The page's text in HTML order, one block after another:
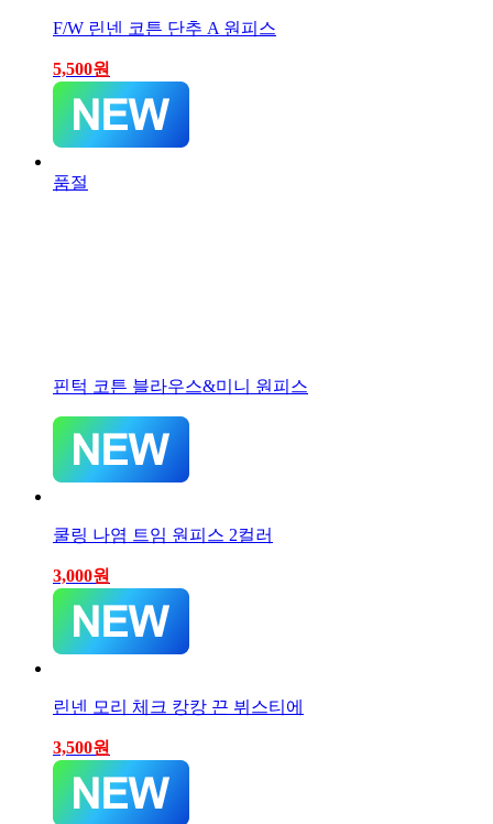
F/W 린넨 코튼 단추 A 원피스
5,500원
품절
핀턱 코튼 블라우스&미니 원피스
쿨링 나염 트임 원피스 2컬러
3,000원
린넨 모리 체크 캉캉 끈 뷔스티에
3,500원